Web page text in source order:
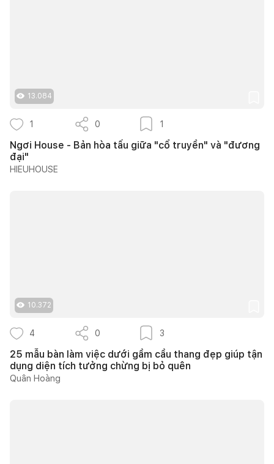
13.084
1 0 1
Ngơi House - Bản hòa tấu giữa "cổ truyền" và "đương
đại"
HIEUHOUSE
10.372
4 0 3
25 mẫu bàn làm việc dưới gầm cầu thang đẹp giúp tận
dụng diện tích tưởng chừng bị bỏ quên
Quân Hoàng